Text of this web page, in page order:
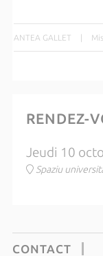
ANTEA GALLET |
RENDEZ-
Jeudi 10
Spaziu
CONTACT